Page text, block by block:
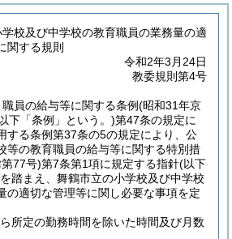
校及び中学校の教育職員の業務量の適
関する規則
令和2年3月24日
教委規則第4号
員の給与等に関する条例(昭和31年京
下「条例」という。)第47条の規定に
する条例第37条の5の規定により、公
等の教育職員の給与等に関する特別措
77号)第7条第1項に規定する指針(以下
を踏まえ、舞鶴市立の小学校及び中学校
の適切な管理等に関し必要な事項を定
所定の勤務時間を除いた時間及び月数